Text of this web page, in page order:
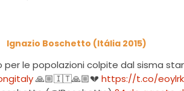
Ignazio Boschetto (Itália 2015)
per le popolazioni colpite dal sisma
🙏🏼🇮🇹🙏🏼💔 https://t.co/